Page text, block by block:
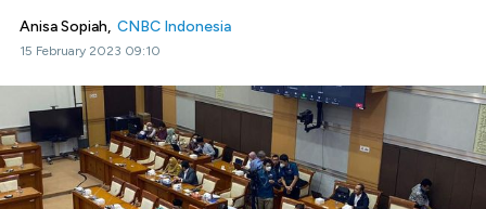
Anisa Sopiah, CNBC Indonesia
15 February 2023 09:10